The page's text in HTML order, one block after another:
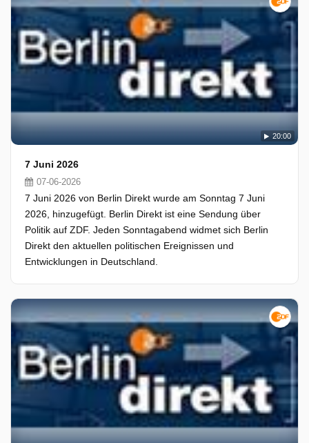
20:00
7 Juni 2026
07-06-2026
7 Juni 2026 von Berlin Direkt wurde am Sonntag 7 Juni
2026, hinzugefügt. Berlin Direkt ist eine Sendung über
Politik auf ZDF. Jeden Sonntagabend widmet sich Berlin
Direkt den aktuellen politischen Ereignissen und
Entwicklungen in Deutschland.